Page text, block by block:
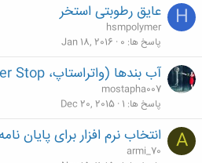
H عایق رطوبتی استخر
hsmpolymer
پاسخ ها 0
Jan 18, 2016
آب بندها (واتراستاپ، Water Stop)
mostapha007
پاسخ ها 1
Dec 20, 2015
A انتخاب نرم افزار برای پایان نامه
armi_70